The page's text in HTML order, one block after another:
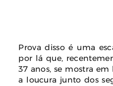
Prova disso é uma
por lá que,
37 anos, se mostra
a loucura junto dos